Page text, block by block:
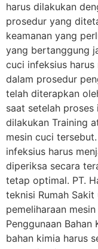
harus dilakukan
prosedur yang
keamanan yang
yang bertanggung
cuci infeksius
dalam prosedur
telah diterapkan
saat setelah proses
dilakukan Training
mesin cuci
infeksius harus
diperiksa secara
tetap optimal. PT.
teknisi Rumah
pemeliharaan
Penggunaan Bahan
bahan kimia harus